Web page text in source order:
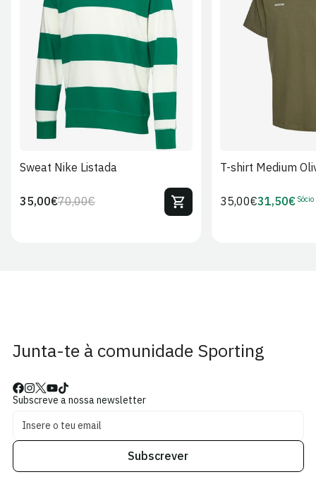
S XL 2XL
Sweat Nike Listada
Preço
70,00€Preço
35,00€
T-shirt Medium
Preço
35,00€Preço
31,50€ Sócio
Junta-te à comunidade Sporting
Subscreve a nossa newsletter
Subscrever